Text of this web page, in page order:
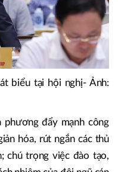
biểu tại hội nghị- Ảnh: